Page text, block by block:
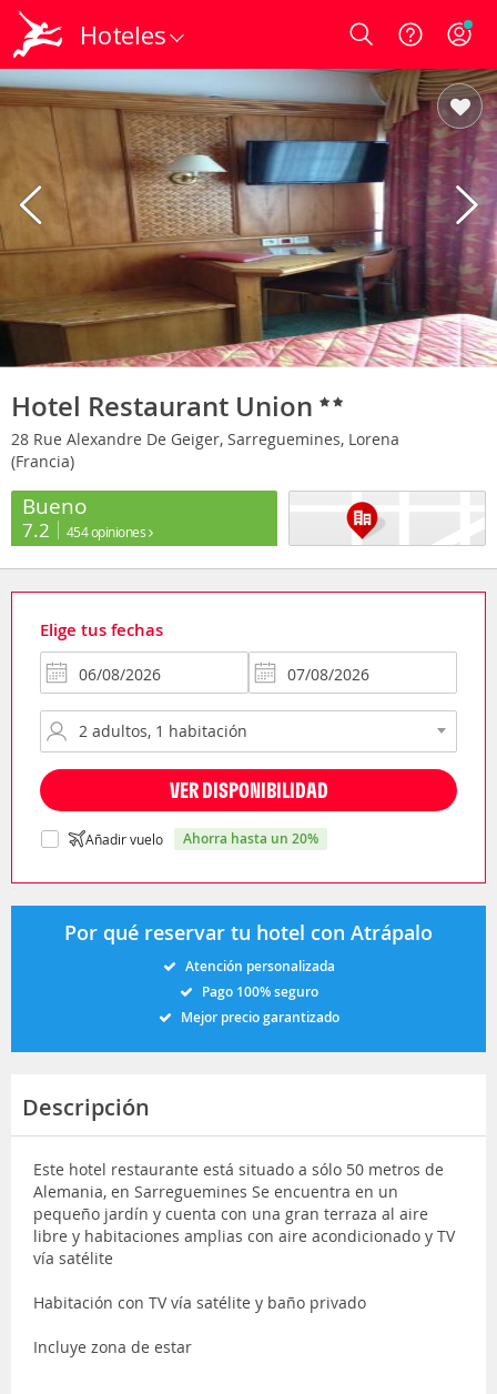
Hoteles Login
Hotel Restaurant Union
28 Rue Alexandre De Geiger, Sarreguemines, Lorena
(Francia)
Bueno
7.2 454 opiniones
Elige tus fechas
VER DISPONIBILIDAD
Añadir vuelo ahorra hasta un 20%
Por qué reservar tu hotel con Atrápalo
Atención personalizada
Pago 100% seguro
Mejor precio garantizado
Descripción
Este hotel restaurante está situado a sólo 50 metros de
Alemania, en Sarreguemines Se encuentra en un
pequeño jardín y cuenta con una gran terraza al aire
libre y habitaciones amplias con aire acondicionado y TV
vía satélite
Habitación con TV vía satélite y baño privado
Incluye zona de estar